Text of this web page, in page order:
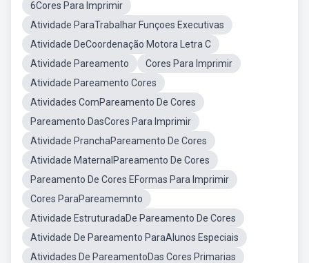
6Cores Para Imprimir
Atividade ParaTrabalhar Funçoes Executivas
Atividade DeCoordenação Motora Letra C
Atividade Pareamento
Cores Para Imprimir
Atividade Pareamento Cores
Atividades ComPareamento De Cores
Pareamento DasCores Para Imprimir
Atividade PranchaPareamento De Cores
Atividade MaternalPareamento De Cores
Pareamento De Cores EFormas Para Imprimir
Cores ParaPareamemnto
Atividade EstruturadaDe Pareamento De Cores
Atividade De Pareamento ParaAlunos Especiais
Atividades De PareamentoDas Cores Primarias